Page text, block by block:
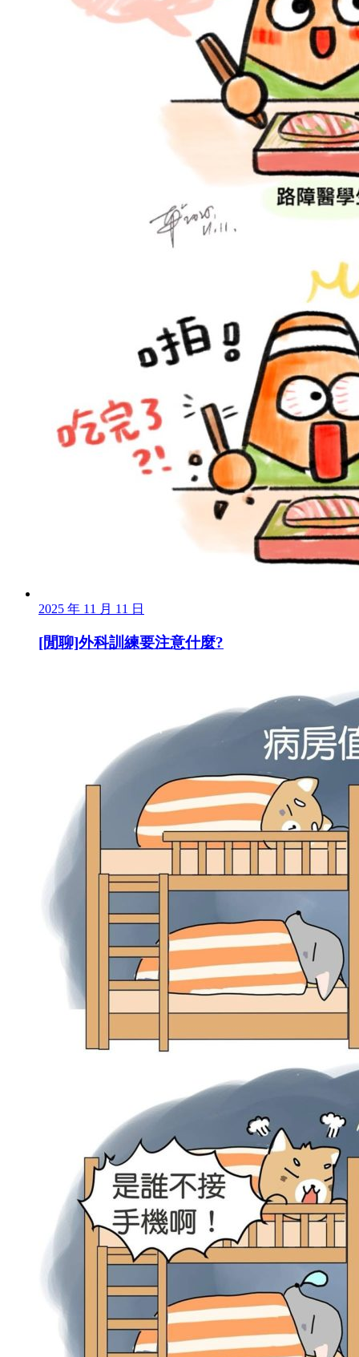
2025 年 11 月 11 日
[閒聊]外科訓練要注意什麼?